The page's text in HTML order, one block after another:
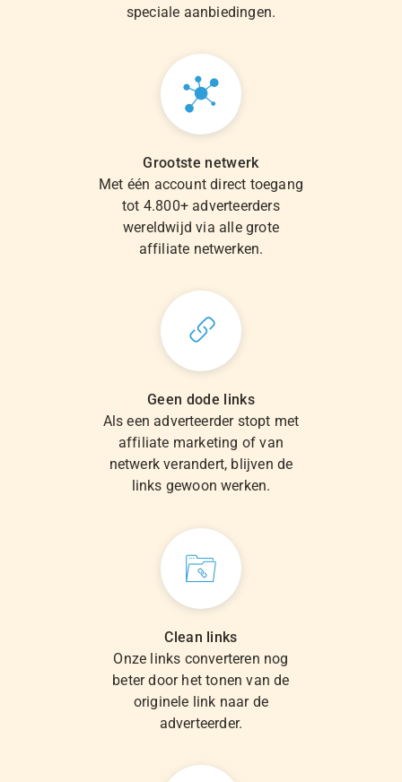
speciale aanbiedingen.
Grootste netwerk
Met één account direct toegang
tot 4.800+ adverteerders
wereldwijd via alle grote
affiliate netwerken.
Geen dode links
Als een adverteerder stopt met
affiliate marketing of van
netwerk verandert, blijven de
links gewoon werken.
Clean links
Onze links converteren nog
beter door het tonen van de
originele link naar de
adverteerder.